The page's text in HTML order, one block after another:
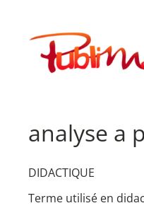
contenuPublimath
analyse a
DIDACTIQUE
Terme utilisé en